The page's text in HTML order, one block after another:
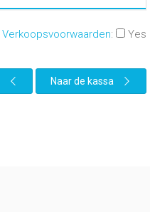
Verkoopsvoorwaarden: Yes
Naar de kassa